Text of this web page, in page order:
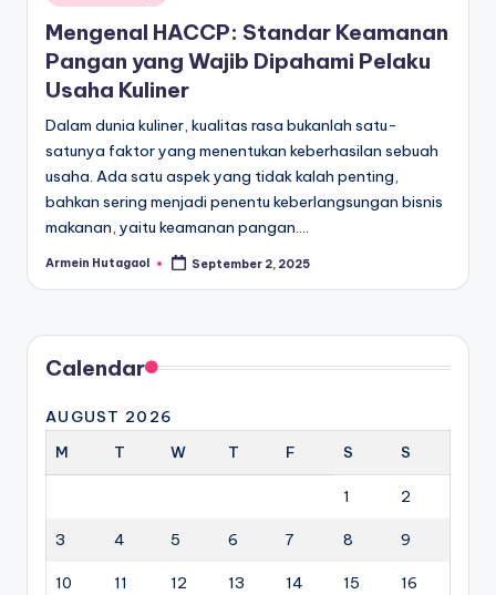
in
Mengenal HACCP: Standar Keamanan
Pangan yang Wajib Dipahami Pelaku
Usaha Kuliner
Dalam dunia kuliner, kualitas rasa bukanlah satu-
satunya faktor yang menentukan keberhasilan sebuah
usaha. Ada satu aspek yang tidak kalah penting,
bahkan sering menjadi penentu keberlangsungan bisnis
makanan, yaitu keamanan pangan.…
Posted
Armein Hutagaol September 2, 2025
Calendar
AUGUST 2026
M
T W T F S S
1 2
3 4 5 6 7 8 9
10 11 12 13 14 15 16